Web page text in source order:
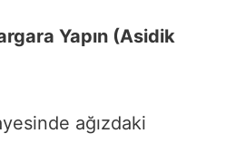
Yapın (Asidik
ağızdaki